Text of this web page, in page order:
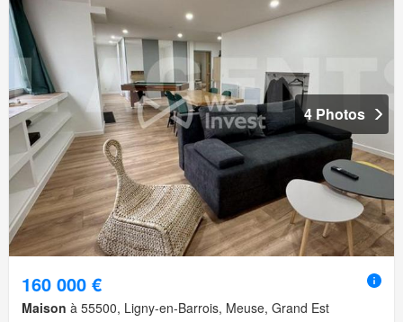
4 Photos
160 000 €
Maison à 55500, Ligny-en-Barrois, Meuse, Grand Est